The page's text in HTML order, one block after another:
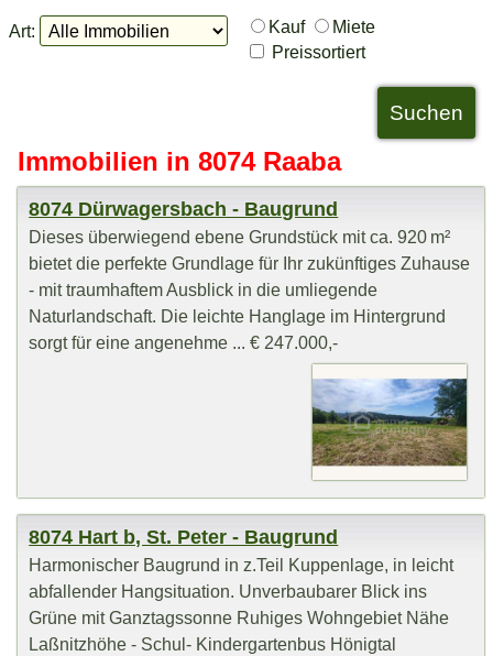
Art: Kauf
Miete
Preissortiert
Immobilien in 8074 Raaba
8074 Dürwagersbach - Baugrund
Dieses überwiegend ebene Grundstück mit ca. 920 m²
bietet die perfekte Grundlage für Ihr zukünftiges Zuhause
- mit traumhaftem Ausblick in die umliegende
Naturlandschaft. Die leichte Hanglage im Hintergrund
sorgt für eine angenehme ... € 247.000,-
8074 Hart b, St. Peter - Baugrund
Harmonischer Baugrund in z.Teil Kuppenlage, in leicht
abfallender Hangsituation. Unverbaubarer Blick ins
Grüne mit Ganztagssonne Ruhiges Wohngebiet Nähe
Laßnitzhöhe - Schul- Kindergartenbus Hönigtal